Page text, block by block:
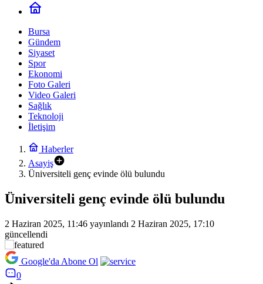
Bursa
Gündem
Siyaset
Spor
Ekonomi
Foto Galeri
Video Galeri
Sağlık
Teknoloji
İletişim
Haberler
Asayiş
Üniversiteli genç evinde ölü bulundu
Üniversiteli genç evinde ölü bulundu
2 Haziran 2025, 11:46 yayınlandı 2 Haziran 2025, 17:10
güncellendi
Google'da Abone Ol
0